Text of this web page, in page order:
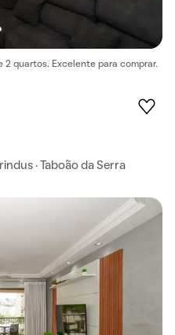
2 quartos. Excelente para comprar.
· Taboão da Serra